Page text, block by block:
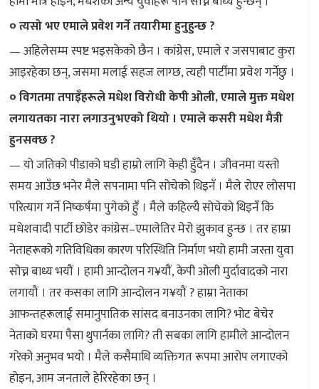
० त्यसो भए एमाले प्रवेश गर्ने तयारीमा हुनुहुन्छ ?
— अहिलेसम्म स्पष्ट भइसकेको छैन । कांग्रेस, एमाले र जसपाबाट कुरा
आइरहेका छन्, जसमा मलाई सहज लाग्छ, त्यही पार्टीमा प्रवेश गर्नेछु ।
० विगतमा तपाइँहरूले मधेश विरोधी केपी ओली, एमाले मुक्त मधेश
लगायतका नारा लगाउनुभएको थियो । एमाले कसरी मधेश मैत्री
हुनसक्छ ?
— यो जतिको पीडाको घडी हाम्रो लागि केही हुँदैन । जीवनमा यस्तो
समय आउँछ भनेर मैले सपनामा पनि सोचेको थिइनँ । मैले रोएर लोसपा
परित्याग गर्ने निष्कर्षमा पुगेको हुँ । मैले कहिल्यै सोचेको थिइनँ कि
मधेशवादी पार्टी छोडेर कांग्रेस–एमालेतिर मेरो झुकाव हुन्छ । तर हाम्रा
नेताहरूको गतिविधिका कारण परिस्थिति निर्माण भयो हामी जस्ता युवा
सोच्न बाध्य भयौं । हामी आन्दोलन ग¥यौं, केपी ओली मुर्दावादको नारा
लगायौं । तर कसका लागि आन्दोलन ग¥यौं ? हाम्रा नेताका
आफन्तहरूलाई समानुपातिक सांसद बनाउनका लागि? भोट बेचेर
नेताको घरमा पैसा थुपार्नका लागि? ती सबका लागि हामीले आन्दोलन
गरेको अनुभव भयो । मैले कसैमाथि व्यक्तिगत रूपमा आरोप लगाएको
होइन, आम जनताले हेरिरहेका छन् ।